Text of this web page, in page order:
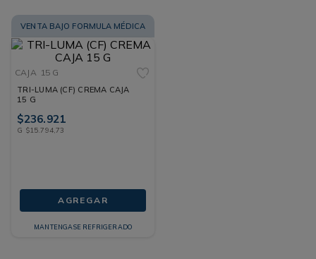
VENTA BAJO FORMULA MÉDICA
CAJA 15 G
TRI-LUMA (CF) CREMA CAJA
15 G
$236.921
G $15 .794 ,73
AGREGAR
MANTENGASE REFRIGERADO